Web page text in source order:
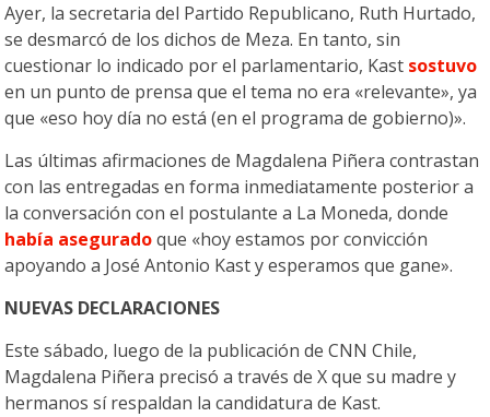
Ayer, la secretaria del Partido Republicano, Ruth Hurtado,
se desmarcó de los dichos de Meza. En tanto, sin
cuestionar lo indicado por el parlamentario, Kast sostuvo
en un punto de prensa que el tema no era «relevante», ya
que «eso hoy día no está (en el programa de gobierno)».
Las últimas afirmaciones de Magdalena Piñera contrastan
con las entregadas en forma inmediatamente posterior a
la conversación con el postulante a La Moneda, donde
había aseguradoque «hoy estamos por convicción
apoyando a José Antonio Kast y esperamos que gane».
NUEVAS DECLARACIONES
Este sábado, luego de la publicación de CNN Chile,
Magdalena Piñera precisó a través de X que su madre y
hermanos sí respaldan la candidatura de Kast.